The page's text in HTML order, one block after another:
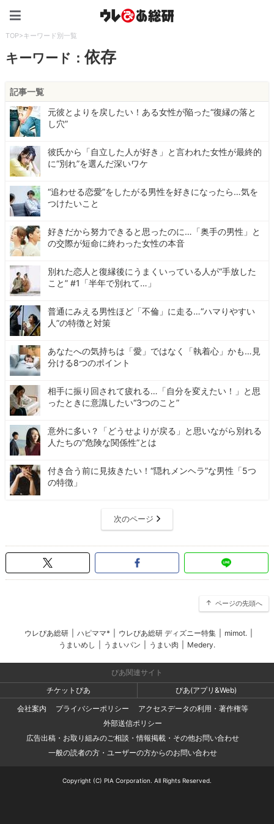
TOP>キーワード別一覧
キーワード：依存
記事一覧
元彼とよりを戻したい！ある女性が陥った“復縁の落と
し穴”
彼氏から「自立した人が好き」と言われた女性が最終的
に“別れ”を選んだ深いワケ
“追わせる恋愛”をしたがる男性を好きになったら…気を
つけたいこと
好きだから努力できると思ったのに…「奥手の男性」と
の交際が短命に終わった女性の本音
別れた恋人と復縁後にうまくいっている人が“手放した
こと” #1「半年で別れて…」
普通にみえる男性ほど「不倫」に走る…“ハマりやすい
人”の特徴と対策
あなたへの気持ちは「愛」ではなく「執着心」かも…見
分ける8つのポイント
相手に振り回されて疲れる…「自分を変えたい！」と思
ったときに意識したい“3つのこと”
意外に多い？「どうせよりが戻る」と思いながら別れる
人たちの“危険な関係性”とは
付き合う前に見抜きたい！“隠れメンヘラ”な男性「5つ
の特徴」
次のページ
ページの先頭へ
ウレぴあ総研 ハピママ* ウレぴあ総研 ディズニー特集 mimot.
うまいめし
うまいパン うまい肉 Medery.
ぴあ関連サイト
チケットぴあ
ぴあ(アプリ&Web)
会社案内
プライバシーポリシー
アクセスデータの利用・著作権等
外部送信ポリシー
広告出稿・お取り組みのご相談・情報掲載・その他お問い合わせ
一般の読者の方・ユーザーの方からのお問い合わせ
Copyright (C) PIA Corporation. All Rights Reserved.